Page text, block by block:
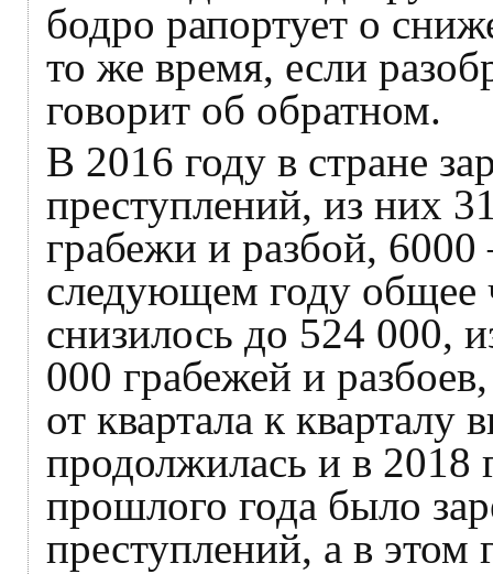
бодро рапортует о
то же время, если
говорит об обратном.
В 2016 году в стране
преступлений, из них
грабежи и разбой,
следующем году общее
снизилось до 524 000,
000 грабежей и
от квартала к кварталу
продолжилась и в 2018
прошлого года было
преступлений, а в этом